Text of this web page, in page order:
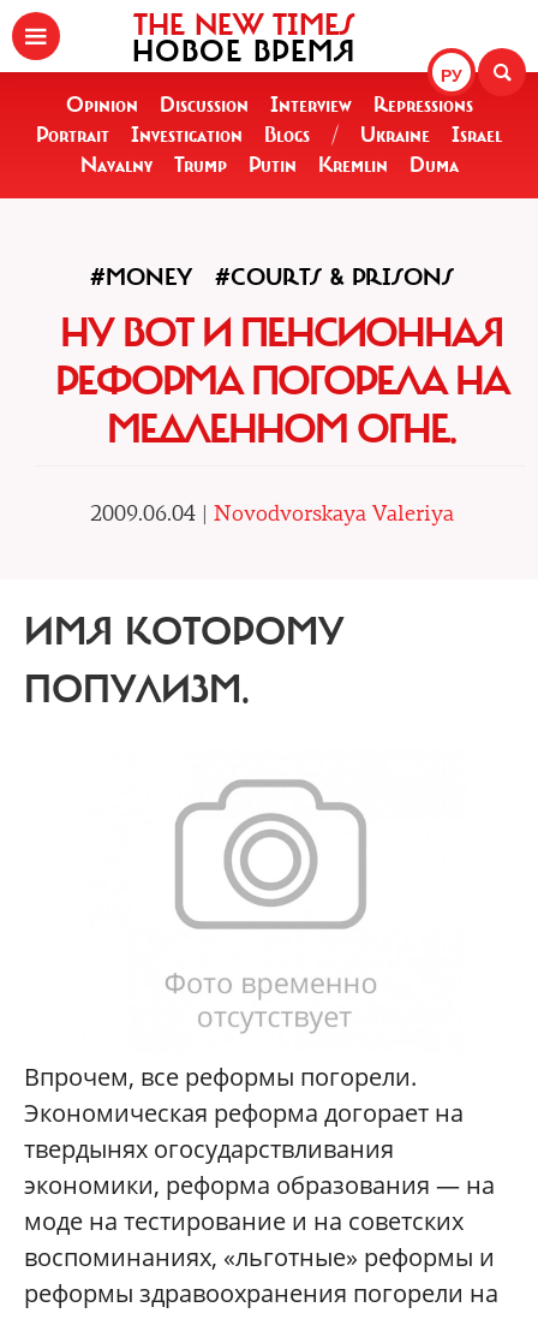
РУ
THE NEW TIMES
НОВОЕ ВРЕМЯ
Opinion Discussion Interview
Repressions
Portrait
Investigation Blogs / Ukraine
Israel
Navalny
Trump Putin Kremlin Duma
#MONEY #COURTS & PRISONS
НУ ВОТ И ПЕНСИОННАЯ
РЕФОРМА ПОГОРЕЛА НА
МЕДЛЕННОМ ОГНЕ.
2009.06.04 | Novodvorskaya Valeriya
ИМЯ КОТОРОМУ
ПОПУЛИЗМ.
Впрочем, все реформы погорели.
Экономическая реформа догорает на
твердынях огосударствливания
экономики, реформа образования — на
моде на тестирование и на советских
воспоминаниях, «льготные» реформы и
реформы здравоохранения погорели на